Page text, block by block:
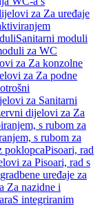
za Za uređaje
Sanitarni moduli
za WC
za Za konzolne
za Za podne
za Sanitarni
dijelovi za Za
s rubom za
s rubom za
poklopcaPisoari, rad
za Pisoari, rad s
uređaje za
Za nazidne i
S integriranim